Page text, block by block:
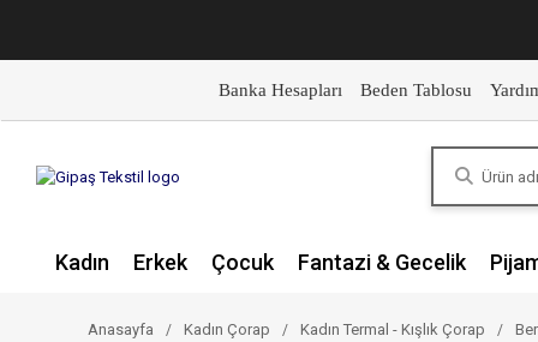
Banka Hesapları Beden Tablosu
Kadın Erkek Çocuk Fantazi & Gecelik
Anasayfa Kadın Çorap Kadın Termal - Kışlık Çorap